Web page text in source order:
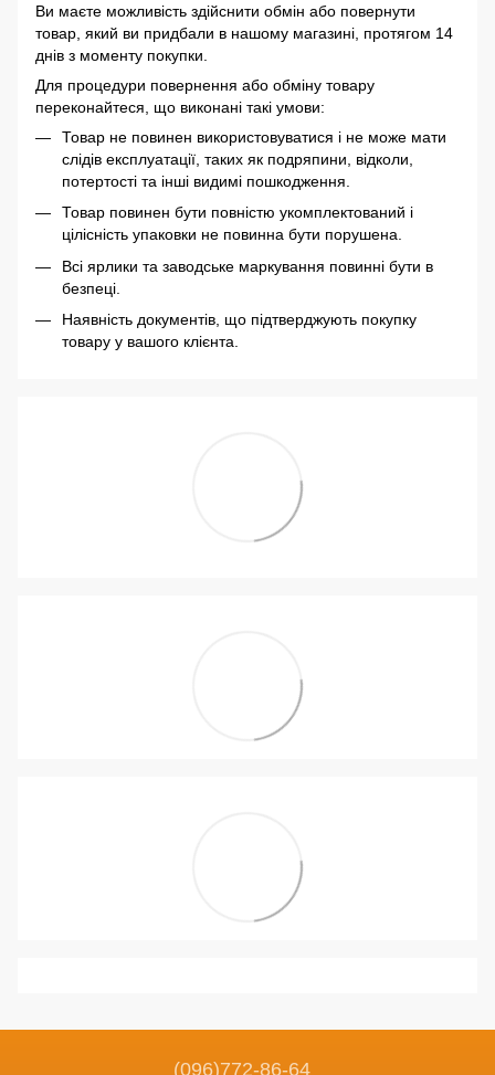
Ви маєте можливість здійснити обмін або повернути
товар, який ви придбали в нашому магазині, протягом 14
днів з моменту покупки.
Для процедури повернення або обміну товару
переконайтеся, що виконані такі умови:
Товар не повинен використовуватися і не може мати
слідів експлуатації, таких як подряпини, відколи,
потертості та інші видимі пошкодження.
Товар повинен бути повністю укомплектований і
цілісність упаковки не повинна бути порушена.
Всі ярлики та заводське маркування повинні бути в
безпеці.
Наявність документів, що підтверджують покупку
товару у вашого клієнта.
(096)772-86-64